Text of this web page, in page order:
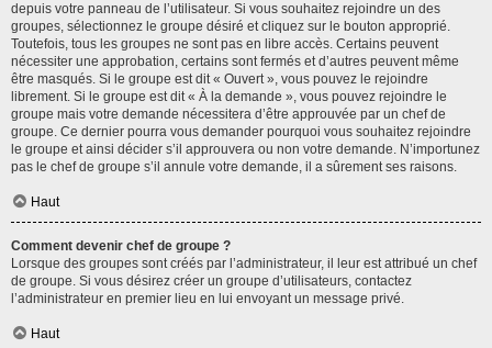
depuis votre panneau de l’utilisateur. Si vous souhaitez rejoindre un des
groupes, sélectionnez le groupe désiré et cliquez sur le bouton approprié.
Toutefois, tous les groupes ne sont pas en libre accès. Certains peuvent
nécessiter une approbation, certains sont fermés et d’autres peuvent même
être masqués. Si le groupe est dit « Ouvert », vous pouvez le rejoindre
librement. Si le groupe est dit « À la demande », vous pouvez rejoindre le
groupe mais votre demande nécessitera d’être approuvée par un chef de
groupe. Ce dernier pourra vous demander pourquoi vous souhaitez rejoindre
le groupe et ainsi décider s’il approuvera ou non votre demande. N’importunez
pas le chef de groupe s’il annule votre demande, il a sûrement ses raisons.
Haut
Comment devenir chef de groupe ?
Lorsque des groupes sont créés par l’administrateur, il leur est attribué un chef
de groupe. Si vous désirez créer un groupe d’utilisateurs, contactez
l’administrateur en premier lieu en lui envoyant un message privé.
Haut